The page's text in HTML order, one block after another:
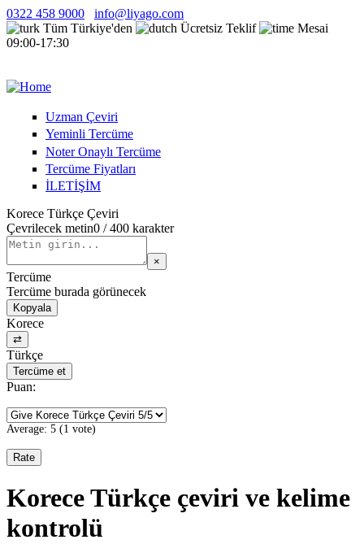
Skip to main content
0322 458 9000
info@liyago.com
Tüm Türkiye'den
Ücretsiz Teklif
Mesai
09:00-17:30
Uzman Çeviri
Yeminli Tercüme
Noter Onaylı Tercüme
Tercüme Fiyatları
İLETİŞİM
Korece Türkçe Çeviri
Çevrilecek metin0 / 400 karakter
×
Tercüme
Tercüme burada görünecek
Kopyala
Korece
⇄
Türkçe
Tercüme et
Puan:
Average: 5 (1 vote)
Korece Türkçe çeviri ve kelime
kontrolü